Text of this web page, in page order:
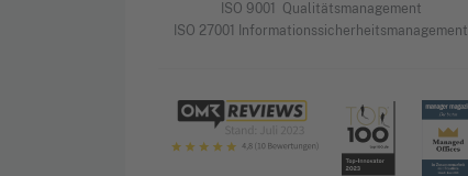
ISO 9001 Qualitätsmanagement
ISO 27001 Informationssicherheitsmanagement